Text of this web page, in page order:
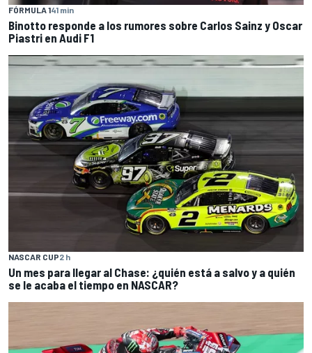
FÓRMULA 141 min
Binotto responde a los rumores sobre Carlos Sainz y Oscar
Piastri en Audi F1
NASCAR CUP2 h
Un mes para llegar al Chase: ¿quién está a salvo y a quién
se le acaba el tiempo en NASCAR?